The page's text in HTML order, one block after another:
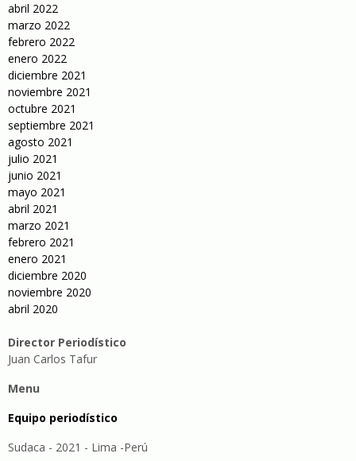
abril 2022
marzo 2022
febrero 2022
enero 2022
diciembre 2021
noviembre 2021
octubre 2021
septiembre 2021
agosto 2021
julio 2021
junio 2021
mayo 2021
abril 2021
marzo 2021
febrero 2021
enero 2021
diciembre 2020
noviembre 2020
abril 2020
Director Periodístico
Juan Carlos Tafur
Menu
Equipo periodístico
Sudaca - 2021 - Lima -Perú